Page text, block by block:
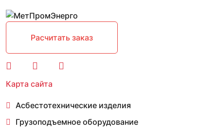
Расчитать заказ
Карта сайта
Асбестотехнические изделия
Грузоподъемное оборудование